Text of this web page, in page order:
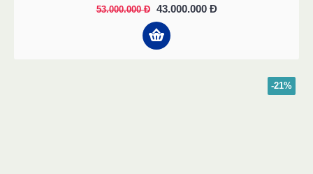
53.000.000 Đ 43.000.000 Đ
-21%